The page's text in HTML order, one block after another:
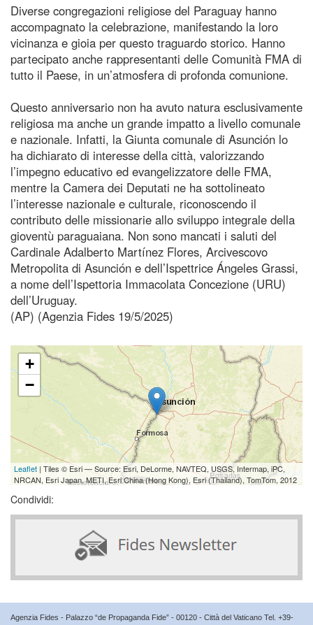
Diverse congregazioni religiose del Paraguay hanno
accompagnato la celebrazione, manifestando la loro
vicinanza e gioia per questo traguardo storico. Hanno
partecipato anche rappresentanti delle Comunità FMA di
tutto il Paese, in un’atmosfera di profonda comunione.
Questo anniversario non ha avuto natura esclusivamente
religiosa ma anche un grande impatto a livello comunale
e nazionale. Infatti, la Giunta comunale di Asunción lo
ha dichiarato di interesse della città, valorizzando
l’impegno educativo ed evangelizzatore delle FMA,
mentre la Camera dei Deputati ne ha sottolineato
l’interesse nazionale e culturale, riconoscendo il
contributo delle missionarie allo sviluppo integrale della
gioventù paraguaiana. Non sono mancati i saluti del
Cardinale Adalberto Martínez Flores, Arcivescovo
Metropolita di Asunción e dell’Ispettrice Ángeles Grassi,
a nome dell’Ispettoria Immacolata Concezione (URU)
dell’Uruguay.
(AP) (Agenzia Fides 19/5/2025)
+
−
Leaflet | Tiles © Esri — Source: Esri, DeLorme, NAVTEQ, USGS, Intermap, iPC,
NRCAN, Esri Japan, METI, Esri China (Hong Kong), Esri (Thailand), TomTom, 2012
Condividi:
Agenzia Fides - Palazzo “de Propaganda Fide” - 00120 - Città del Vaticano Tel. +39-